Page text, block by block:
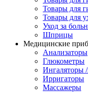
Товары для
Товары для
Уход за
Шприцы
Медицинские
Анализаторы
Глюкометры
Ингаляторы
Ирригаторы
Массажеры